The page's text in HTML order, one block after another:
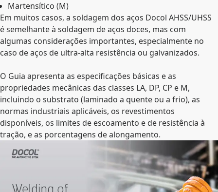
Martensítico (M)
Em muitos casos, a soldagem dos aços Docol AHSS/UHSS
é semelhante à soldagem de aços doces, mas com
algumas considerações importantes, especialmente no
caso de aços de ultra-alta resistência ou galvanizados.
O Guia apresenta as especificações básicas e as
propriedades mecânicas das classes LA, DP, CP e M,
incluindo o substrato (laminado a quente ou a frio), as
normas industriais aplicáveis, os revestimentos
disponíveis, os limites de escoamento e de resistência à
tração, e as porcentagens de alongamento.